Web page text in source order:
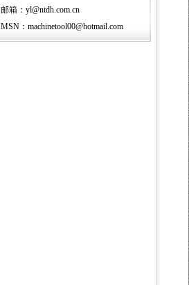
邮箱：yl@ntdh.com.cn
MSN：machinetool00@hotmail.com